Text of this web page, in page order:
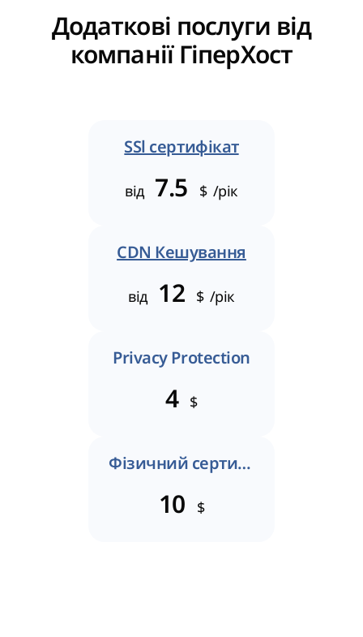
Додаткові послуги від
компанії ГіперХост
SSl сертифікат
від 7.5 $ /рік
CDN Кешування
від 12 $ /рік
Privacy Protection
4 $
Фізичний сертифікат
10 $